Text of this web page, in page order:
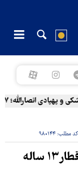
۷ کشته و ۳۰ زخمی
کد مطلب:۹۸۰۱۴۴
انتظار مردم شهرکرد برای رسیدن قطار۱۳ ساله